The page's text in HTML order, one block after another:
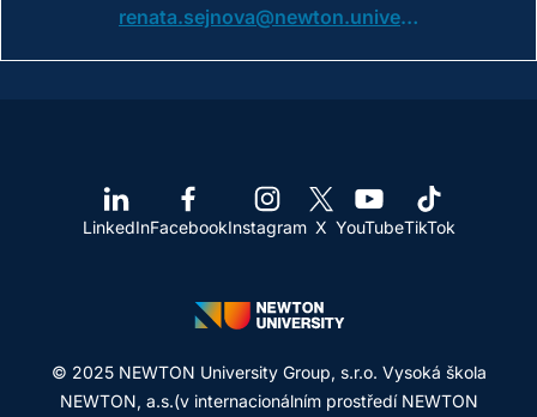
LinkedInFacebookInstagram X YouTubeTikTok
© 2025 NEWTON University Group, s.r.o. Vysoká škola
NEWTON, a.s.(v internacionálním prostředí NEWTON
renata.sejnova@newton.university